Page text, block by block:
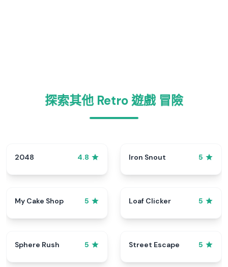
探索其他 Retro 遊戲 冒險
2048 4.8 Iron Snout 5
My Cake Shop 5 Loaf Clicker 5
Sphere Rush 5 Street Escape 5